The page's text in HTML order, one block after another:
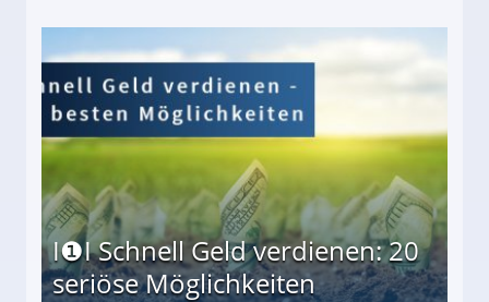
I❶I Schnell Geld verdienen: 20
seriöse Möglichkeiten